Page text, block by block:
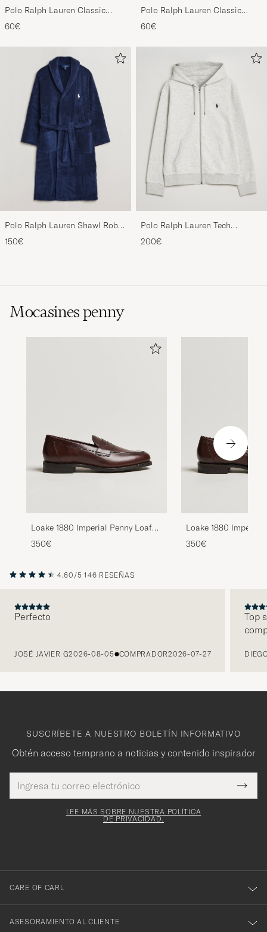
Polo Ralph Lauren Classic
Sports Cap Beige
60€
Polo Ralph Lauren Classic
Sports Cap Black
60€
Polo Ralph Lauren Shawl Robe
Navy
150€
Polo Ralph Lauren Tech
Performance Full Zip Light
Sport Heather
200€
Mocasines penny
Loake 1880 Imperial Penny Loafer
Dark Brown
350€
Loake 1880 Imperial
Penny Loafer Dark
350€
4.60/5 146 RESEÑAS
Perfecto
JOSÉ JAVIER G2026-08-05 COMPRADOR2026-07-27
Top
SUSCRÍBETE A NUESTRO BOLETÍN INFORMATIVO
Obtén acceso temprano a noticias y contenido inspirador
de
correo
Este
es
¡Gracias
por
suscribirte
boletín!
LEE MÁS SOBRE NUESTRA POLÍTICA
DE PRIVACIDAD.
CARE OF CARL
ASESORAMIENTO AL CLIENTE